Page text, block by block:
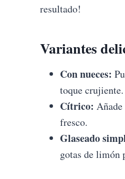
resultado!
Variantes
Con nueces:
toque crujiente.
Cítrico:
fresco.
Glaseado
gotas de limón